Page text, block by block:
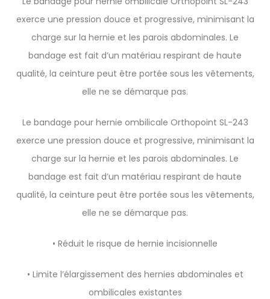
exerce une pression douce et progressive, minimisant la
charge sur la hernie et les parois abdominales. Le
bandage est fait d’un matériau respirant de haute
qualité, la ceinture peut être portée sous les vêtements,
elle ne se démarque pas.
Le bandage pour hernie ombilicale Orthopoint SL-243
exerce une pression douce et progressive, minimisant la
charge sur la hernie et les parois abdominales. Le
bandage est fait d’un matériau respirant de haute
qualité, la ceinture peut être portée sous les vêtements,
elle ne se démarque pas.
• Réduit le risque de hernie incisionnelle
• Limite l’élargissement des hernies abdominales et
ombilicales existantes